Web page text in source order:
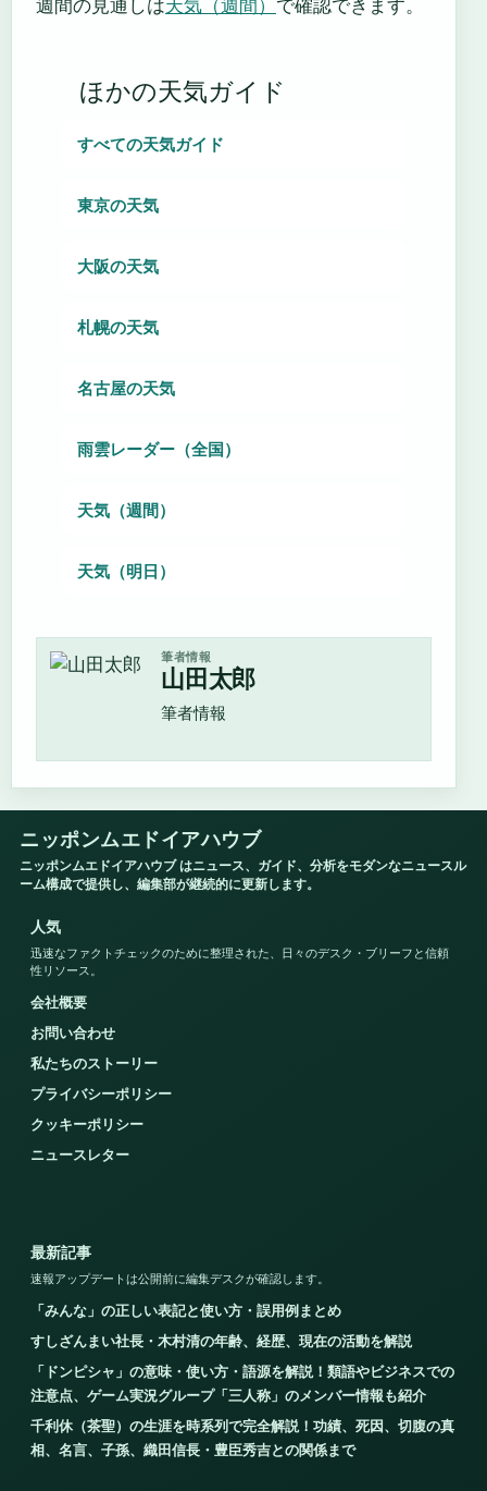
ほかの天気ガイド
すべての天気ガイド
東京の天気
大阪の天気
札幌の天気
名古屋の天気
雨雲レーダー（全国）
天気（週間）
天気（明日）
筆者情報
山田太郎
筆者情報
ニッポンムエドイアハウブ
ニッポンムエドイアハウブ はニュース、ガイド、分析をモダンなニュースル
ーム構成で提供し、編集部が継続的に更新します。
人気
迅速なファクトチェックのために整理された、日々のデスク・ブリーフと信頼
性リソース。
会社概要
お問い合わせ
私たちのストーリー
プライバシーポリシー
クッキーポリシー
ニュースレター
最新記事
速報アップデートは公開前に編集デスクが確認します。
「みんな」の正しい表記と使い方・誤用例まとめ
すしざんまい社長・木村清の年齢、経歴、現在の活動を解説
「ドンピシャ」の意味・使い方・語源を解説！類語やビジネスでの
注意点、ゲーム実況グループ「三人称」のメンバー情報も紹介
千利休（茶聖）の生涯を時系列で完全解説！功績、死因、切腹の真
相、名言、子孫、織田信長・豊臣秀吉との関係まで